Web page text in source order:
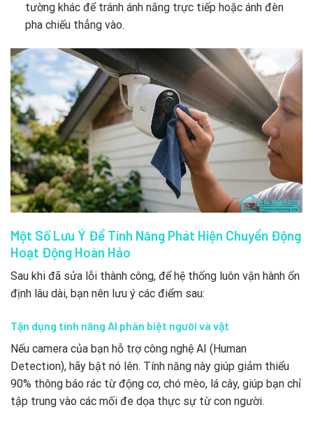
tường khác để tránh ánh nắng trực tiếp hoặc ánh đèn
pha chiếu thẳng vào.
Một Số Lưu Ý Để Tính Năng Phát Hiện Chuyển Động
Hoạt Động Hoàn Hảo
Sau khi đã sửa lỗi thành công, để hệ thống luôn vận hành ổn
định lâu dài, bạn nên lưu ý các điểm sau:
Tận dụng tính năng AI phân biệt người và vật
Nếu camera của bạn hỗ trợ công nghệ AI (Human
Detection), hãy bật nó lên. Tính năng này giúp giảm thiểu
90% thông báo rác từ động cơ, chó mèo, lá cây, giúp bạn chỉ
tập trung vào các mối đe dọa thực sự từ con người.